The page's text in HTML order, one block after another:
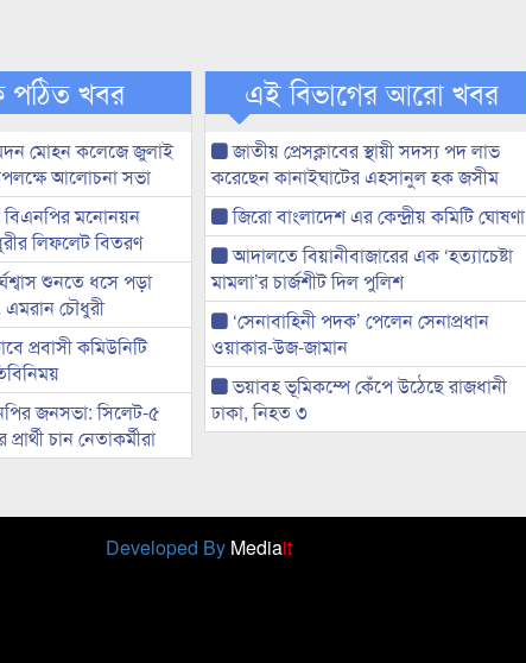
পঠিত খবর
মোহন কলেজে জুলাই
আলোচনা সভা
মনোনয়ন
লিফলেট বিতরণ
শুনতে ধসে পড়া
এমরান চৌধুরী
প্রবাসী কমিউনিটি
জনসভা: সিলেট-৫
চান নেতাকর্মীরা
এই বিভাগের আরো খবর
জাতীয় প্রেসক্লাবের স্থায়ী সদস্য পদ লাভ
করেছেন কানাইঘাটের এহসানুল হক জসীম
জিরো বাংলাদেশ এর কেন্দ্রীয় কমিটি ঘোষণা
আদালতে বিয়ানীবাজারের এক ‘হত্যাচেষ্টা
মামলা’র চার্জশীট দিল পুলিশ
‘সেনাবাহিনী পদক’ পেলেন সেনাপ্রধান
ওয়াকার-উজ-জামান
ভয়াবহ ভূমিকম্পে কেঁপে উঠেছে রাজধানী
ঢাকা, নিহত ৩
Developed By Mediait